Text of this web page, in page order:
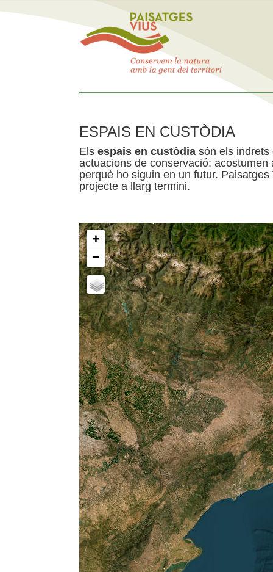
ESPAIS EN CUSTÒDIA
Els espais en custòdia són els indrets
actuacions de conservació:
perquè ho siguin en un futur.
projecte a llarg termini.
+
−